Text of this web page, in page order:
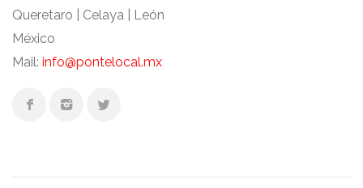
Queretaro | Celaya | León
México
Mail: info@pontelocal.mx